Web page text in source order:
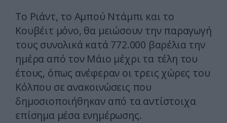
Το Ριάντ, το Αμπού Ντάμπι και το
Κουβέιτ μόνο, θα μειώσουν την παραγωγή
τους συνολικά κατά 772.000 βαρέλια την
ημέρα από τον Μάιο μέχρι τα τέλη του
έτους, όπως ανέφεραν οι τρεις χώρες του
Κόλπου σε ανακοινώσεις που
δημοσιοποιήθηκαν από τα αντίστοιχα
επίσημα μέσα ενημέρωσης.